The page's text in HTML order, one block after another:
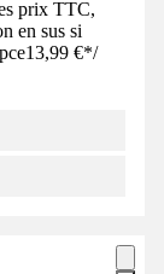
prix TTC,
en sus si
13,99 €*/